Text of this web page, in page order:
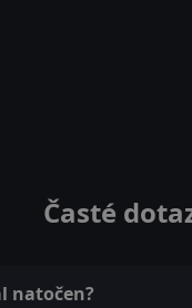
Časté
natočen?